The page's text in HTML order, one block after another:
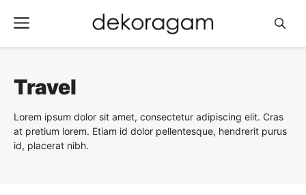
Menu
Travel
Lorem ipsum dolor sit amet, consectetur adipiscing elit. Cras
at pretium lorem. Etiam id dolor pellentesque, hendrerit purus
id, placerat nibh.